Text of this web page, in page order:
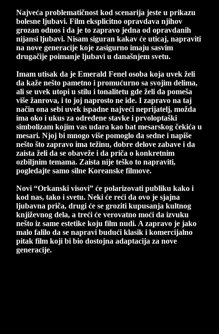
Najveća problematičnost kod scenarija jeste u prikazu
bolesne ljubavi. Film eksplicitno opravdava njihov
grozan odnos i da je to zapravo jedna od opravdanih
nijansi ljubavi. Nisam siguran kakav će uticaj, napraviti
na nove generacije koje zasigurno imaju sasvim
drugačije poimanje ljubavi u današnjem svetu.
Imam utisak da je Emerald Fenel osoba koja uvek želi
da kaže nešto pametno i promućurno sa svojim delima,
ali se uvek utopi u stilu i tonalitetu gde želi da pomeša
više žanrova, i to joj naprosto ne ide. I zapravo na taj
način ona sebi uvek ispadne najveći neprijatelj, možda
ima oko i ukus za određene stavke i prvoloptaški
simbolizam kojim vas udara kao bat mesarskog čekića u
mesari. Njoj bi mnogo više pomoglo da sedne i napiše
nešto što zapravo ima težinu, dobre delove zabave i da
zaista želi da se obaveže i da priča o konkretnim
ozbiljnim temama. Zaista nije teško to napraviti,
pogledajte samo silne Koreanske filmove.
Novi “Orkanski visovi” će polarizovati publiku kako i
kod nas, tako i svetu. Neki će reći da ovo je sjajna
ljubavna priča, drugi će se groziti kupusanja kultnog
književnog dela, a treći će verovatno moći da izvuku
nešto iz same estetike koju film nudi. A zapravo je jako
malo falilo da se napravi budući klasik i komercijalno
pitak film koji bi bio dostojna adaptacija za nove
generacije.